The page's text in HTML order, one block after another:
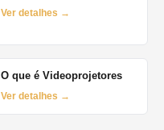
Ver detalhes →
O que é Videoprojetores
Ver detalhes →